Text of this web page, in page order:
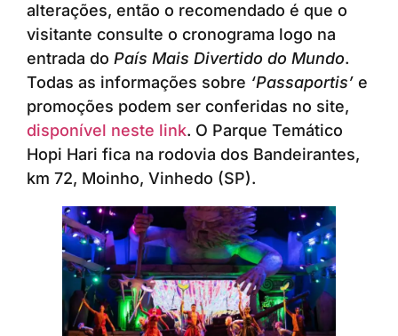
alterações, então o recomendado é que o
visitante consulte o cronograma logo na
entrada do País Mais Divertido do Mundo.
Todas as informações sobre ‘Passaportis’ e
promoções podem ser conferidas no site,
disponível neste link. O Parque Temático
Hopi Hari fica na rodovia dos Bandeirantes,
km 72, Moinho, Vinhedo (SP).